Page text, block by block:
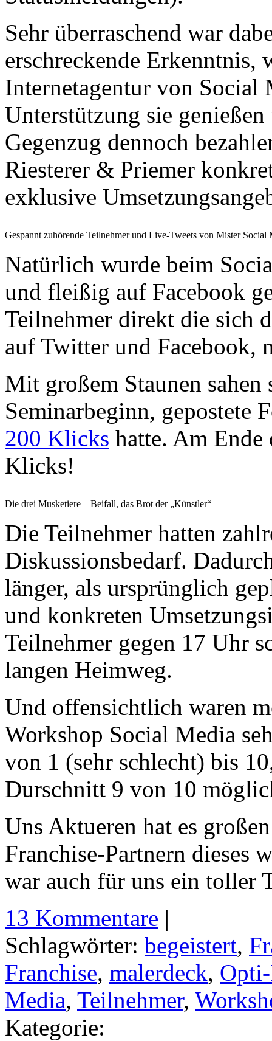
Sehr überraschend war
erschreckende Erkenntnis,
Internetagentur von Social
Unterstützung sie
Gegenzug dennoch
Riesterer & Priemer
exklusive
Gespannt zuhörende Teilnehmer und Live-Tweets von Mister Social
Natürlich wurde beim
und fleißig auf Facebook
Teilnehmer direkt die sich
auf Twitter und Facebook,
Mit großem Staunen sahen
Seminarbeginn, gepostete
200 Klicks hatte. Am Ende
Klicks!
Die drei Musketiere – Beifall, das Brot der „Künstler“
Die Teilnehmer hatten
Diskussionsbedarf.
länger, als ursprünglich
und konkreten
Teilnehmer gegen 17 Uhr
langen Heimweg.
Und offensichtlich waren
Workshop Social Media
von 1 (sehr schlecht) bis
Durschnitt 9 von 10
Uns Aktueren hat es
Franchise-Partnern dieses
war auch für uns ein toller
13 Kommentare |
Schlagwörter: begeistert,
Franchise, malerdeck,
Media, Teilnehmer,
Kategorie: